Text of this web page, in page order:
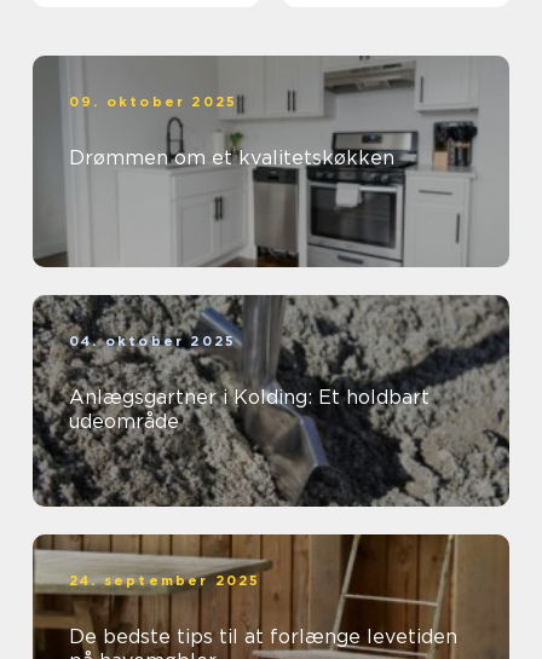
09. oktober 2025
Drømmen om et kvalitetskøkken
04. oktober 2025
Anlægsgartner i Kolding: Et holdbart
udeområde
24. september 2025
De bedste tips til at forlænge levetiden